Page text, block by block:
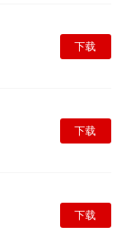
下载
下载
下载